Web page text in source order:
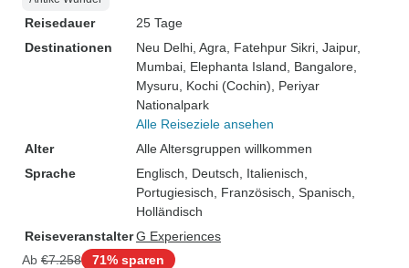
Reisedauer
25 Tage
Destinationen
Neu Delhi , Agra , Fatehpur Sikri , Jaipur,
Mumbai , Elephanta Island , Bangalore
Mysuru , Kochi (Cochin) , Periyar
Nationalpark
Alle Reiseziele ansehen
Alter
Alle Altersgruppen willkommen
Sprache
Englisch, Deutsch, Italienisch,
Portugiesisch, Französisch, Spanisch,
Holländisch
ReiseveranstalterG Experiences
Ab €7.258 71% sparen